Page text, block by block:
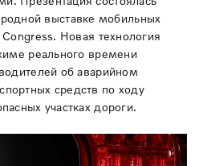
выставке мобильных
Новая технология
реального времени
об аварийном
средств по ходу
участках дороги.